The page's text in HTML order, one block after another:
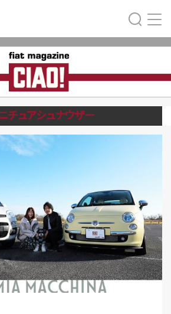
チュアシュナウザー